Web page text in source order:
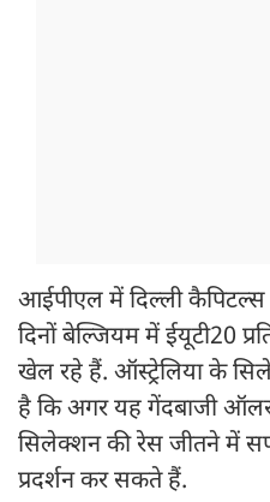
आईपीएल में दिल्ली कैपिटल्स
दिनों बेल्जियम में ईयूटी20
खेल रहे हैं. ऑस्ट्रेलिया के
है कि अगर यह गेंदबाजी
सिलेक्शन की रेस जीतने में
प्रदर्शन कर सकते हैं.